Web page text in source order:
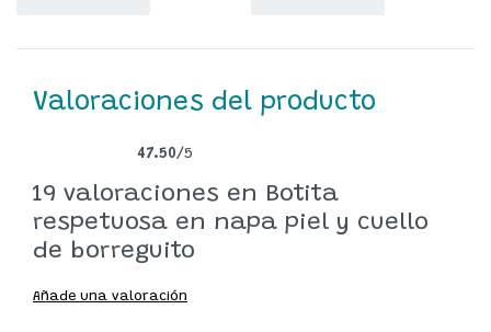
Valoraciones del producto
47.50/5
19 valoraciones en Botita
respetuosa en napa piel y cuello
de borreguito
Añade una valoración